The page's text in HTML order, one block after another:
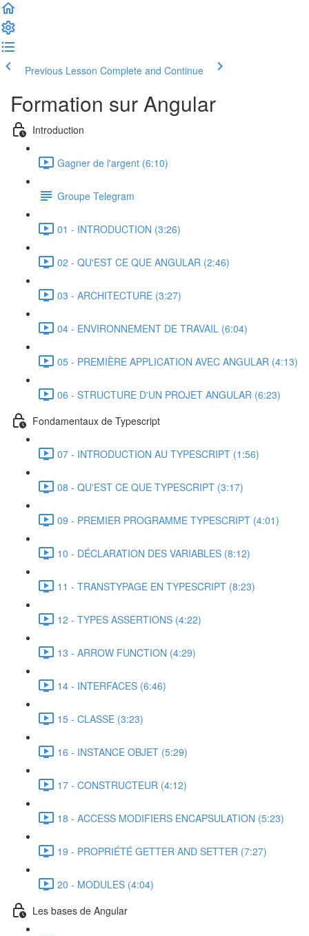
Previous Lesson Complete and Continue
Formation sur Angular
Introduction
Gagner de l'argent (6:10)
Groupe Telegram
01 - INTRODUCTION (3:26)
02 - QU'EST CE QUE ANGULAR (2:46)
03 - ARCHITECTURE (3:27)
04 - ENVIRONNEMENT DE TRAVAIL (6:04)
05 - PREMIÈRE APPLICATION AVEC ANGULAR (4:13)
06 - STRUCTURE D'UN PROJET ANGULAR (6:23)
Fondamentaux de Typescript
07 - INTRODUCTION AU TYPESCRIPT (1:56)
08 - QU'EST CE QUE TYPESCRIPT (3:17)
09 - PREMIER PROGRAMME TYPESCRIPT (4:01)
10 - DÉCLARATION DES VARIABLES (8:12)
11 - TRANSTYPAGE EN TYPESCRIPT (8:23)
12 - TYPES ASSERTIONS (4:22)
13 - ARROW FUNCTION (4:29)
14 - INTERFACES (6:46)
15 - CLASSE (3:23)
16 - INSTANCE OBJET (5:29)
17 - CONSTRUCTEUR (4:12)
18 - ACCESS MODIFIERS ENCAPSULATION (5:23)
19 - PROPRIÉTÉ GETTER AND SETTER (7:27)
20 - MODULES (4:04)
Les bases de Angular